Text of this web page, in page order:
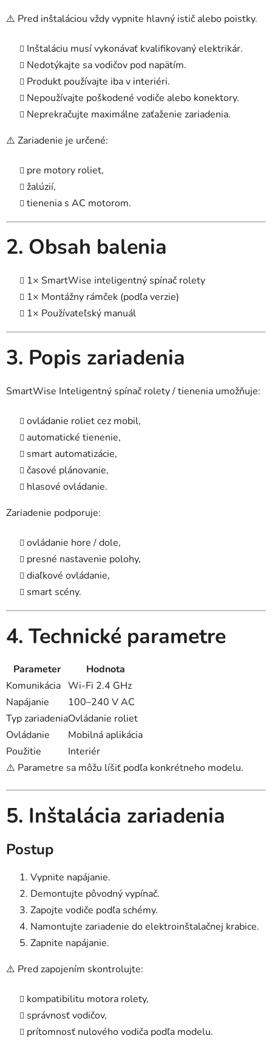
⚠️ Pred inštaláciou vždy vypnite hlavný istič alebo poistky.
Inštaláciu musí vykonávať kvalifikovaný elektrikár.
Nedotýkajte sa vodičov pod napätím.
Produkt používajte iba v interiéri.
Nepoužívajte poškodené vodiče alebo konektory.
Neprekračujte maximálne zaťaženie zariadenia.
⚠️ Zariadenie je určené:
pre motory roliet,
žalúzií,
tienenia s AC motorom.
2. Obsah balenia
1× SmartWise inteligentný spínač rolety
1× Montážny rámček (podľa verzie)
1× Používateľský manuál
3. Popis zariadenia
SmartWise Inteligentný spínač rolety / tienenia umožňuje:
ovládanie roliet cez mobil,
automatické tienenie,
smart automatizácie,
časové plánovanie,
hlasové ovládanie.
Zariadenie podporuje:
ovládanie hore / dole,
presné nastavenie polohy,
diaľkové ovládanie,
smart scény.
4. Technické parametre
Parameter
Hodnota
Komunikácia Wi-Fi 2.4 GHz
Napájanie
100–240 V AC
Typ zariadeniaOvládanie roliet
Ovládanie
Mobilná aplikácia
Použitie
Interiér
⚠️ Parametre sa môžu líšiť podľa konkrétneho modelu.
5. Inštalácia zariadenia
Postup
Vypnite napájanie.
Demontujte pôvodný vypínač.
Zapojte vodiče podľa schémy.
Namontujte zariadenie do elektroinštalačnej krabice.
Zapnite napájanie.
⚠️ Pred zapojením skontrolujte:
kompatibilitu motora rolety,
správnosť vodičov,
prítomnosť nulového vodiča podľa modelu.